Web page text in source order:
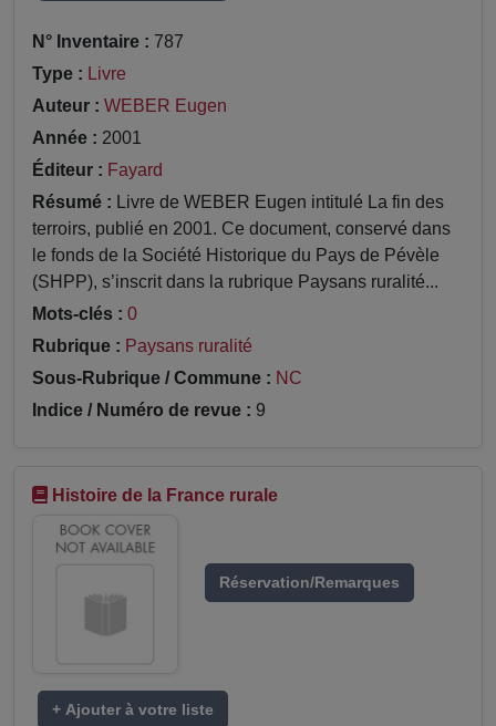
N° Inventaire : 787
Type : Livre
Auteur : WEBER Eugen
Année : 2001
Éditeur : Fayard
Résumé : Livre de WEBER Eugen intitulé La fin des
terroirs, publié en 2001. Ce document, conservé dans
le fonds de la Société Historique du Pays de Pévèle
(SHPP), s’inscrit dans la rubrique Paysans ruralité...
Mots-clés : 0
Rubrique : Paysans ruralité
Sous-Rubrique / Commune : NC
Indice / Numéro de revue : 9
Histoire de la France rurale
Réservation/Remarques
+ Ajouter à votre liste